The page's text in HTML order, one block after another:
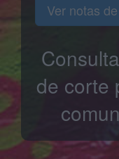
Ver notas
de corte